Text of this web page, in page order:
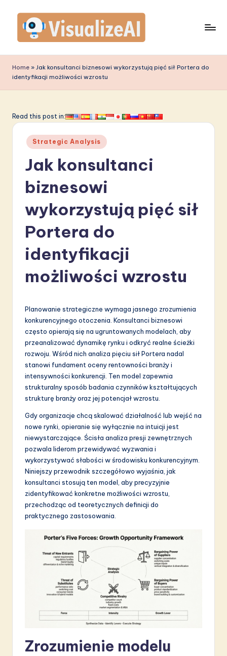
content
is
u
li
A
in
A
&
S
o
Home » Jak konsultanci biznesowi wykorzystują pięć sił Portera do
identyfikacji możliwości wzrostu
Read this post in:
Posted
in
Strategic Analysis
Jak konsultanci
biznesowi
wykorzystują pięć sił
Portera do
identyfikacji
możliwości wzrostu
Planowanie strategiczne wymaga jasnego zrozumienia
konkurencyjnego otoczenia. Konsultanci biznesowi
często opierają się na ugruntowanych modelach, aby
przeanalizować dynamikę rynku i odkryć realne ścieżki
rozwoju. Wśród nich analiza pięciu sił Portera nadal
stanowi fundament oceny rentowności branży i
intensywności konkurencji. Ten model zapewnia
strukturalny sposób badania czynników kształtujących
strukturę branży oraz jej potencjał wzrostu.
Gdy organizacje chcą skalować działalność lub wejść na
nowe rynki, opieranie się wyłącznie na intuicji jest
niewystarczające. Ścisła analiza presji zewnętrznych
pozwala liderom przewidywać wyzwania i
wykorzystywać słabości w środowisku konkurencyjnym.
Niniejszy przewodnik szczegółowo wyjaśnia, jak
konsultanci stosują ten model, aby precyzyjnie
zidentyfikować konkretne możliwości wzrostu,
przechodząc od teoretycznych definicji do
praktycznego zastosowania.
Zrozumienie modelu